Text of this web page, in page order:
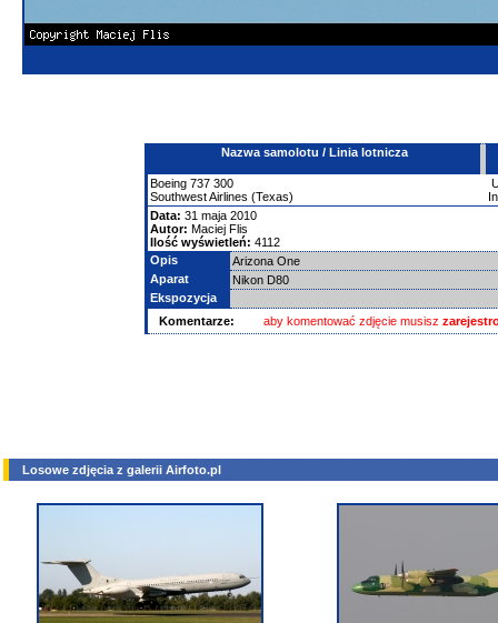
Nazwa samolotu / Linia lotnicza
Boeing 737 300
Southwest Airlines (Texas)
Data: 31 maja 2010
Autor: Maciej Flis
Ilość wyświetleń: 4112
Opis
Arizona One
Aparat
Nikon D80
Ekspozycja
Komentarze:
aby komentować zdjęcie musisz
Losowe zdjęcia z galerii Airfoto.pl